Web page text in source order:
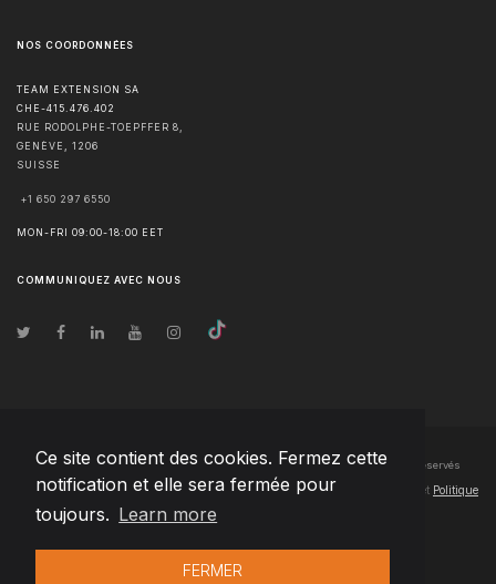
Ce site contient des cookies. Fermez cette
notification et elle sera fermée pour
toujours. Learn more
FERMER
NOS COORDONNÉES
TEAM EXTENSION SA
CHE-415.476.402
RUE RODOLPHE-TOEPFFER 8,
GENÈVE
1206
SUISSE
+1 650 297 6550
MON-FRI 09:00-18:00 EET
COMMUNIQUEZ AVEC NOUS
© Droits d'auteur2026 Team Extension SA France- Tous les droits sont réservés
Changelog● En utilisant ce site, vous acceptez nos Conditions d'utilisation et Politique
de confidentialité